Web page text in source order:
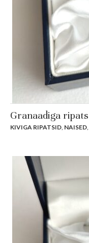
Granaadiga ripats
KIVIGA RIPATSID, NAISED,